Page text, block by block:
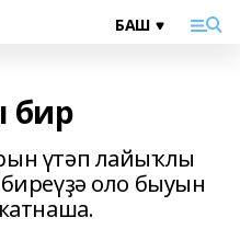
бир
үтәп лайыҡлы
оло быуын